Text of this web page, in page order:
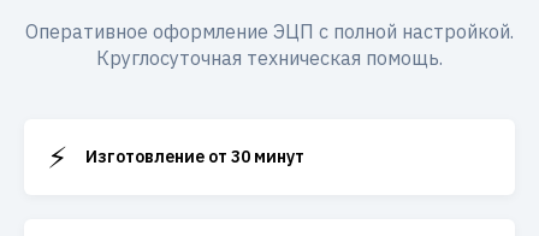
Оперативное оформление ЭЦП с полной настройкой.
Круглосуточная техническая помощь.
⚡ Изготовление от 30 минут